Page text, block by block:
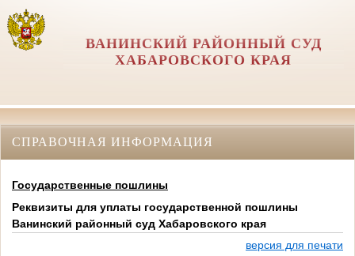
ВАНИНСКИЙ РАЙОННЫЙ СУД
ХАБАРОВСКОГО КРАЯ
СПРАВОЧНАЯ ИНФОРМАЦИЯ
Государственные пошлины
Реквизиты для уплаты государственной пошлины
Ванинский районный суд Хабаровского края
версия для печати